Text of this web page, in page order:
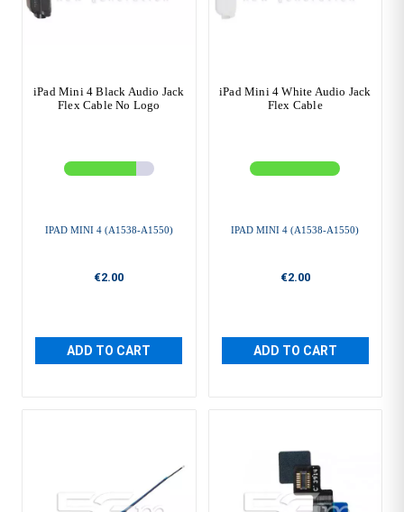
iPad Mini 4 Black Audio Jack
Flex Cable No Logo
IPAD MINI 4 (A1538-A1550)
€2.00
ADD TO CART
iPad Mini 4 White Audio Jack
Flex Cable
IPAD MINI 4 (A1538-A1550)
€2.00
ADD TO CART